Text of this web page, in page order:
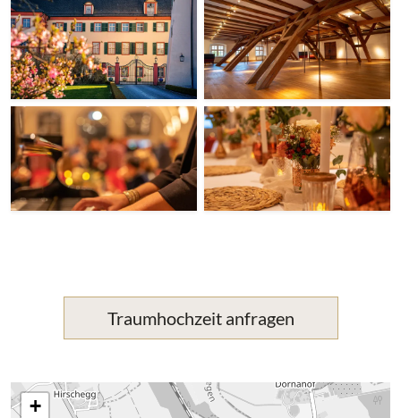
Traumhochzeit anfragen
+